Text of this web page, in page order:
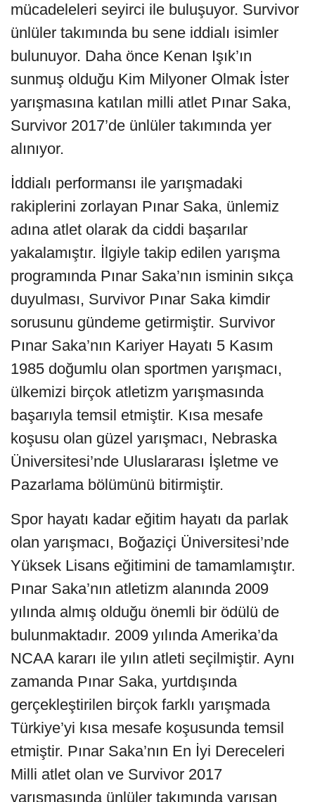
mücadeleleri seyirci ile buluşuyor. Survivor
ünlüler takımında bu sene iddialı isimler
bulunuyor. Daha önce Kenan Işık’ın
sunmuş olduğu Kim Milyoner Olmak İster
yarışmasına katılan milli atlet Pınar Saka,
Survivor 2017’de ünlüler takımında yer
alınıyor.
İddialı performansı ile yarışmadaki
rakiplerini zorlayan Pınar Saka, ünlemiz
adına atlet olarak da ciddi başarılar
yakalamıştır. İlgiyle takip edilen yarışma
programında Pınar Saka’nın isminin sıkça
duyulması, Survivor Pınar Saka kimdir
sorusunu gündeme getirmiştir. Survivor
Pınar Saka’nın Kariyer Hayatı 5 Kasım
1985 doğumlu olan sportmen yarışmacı,
ülkemizi birçok atletizm yarışmasında
başarıyla temsil etmiştir. Kısa mesafe
koşusu olan güzel yarışmacı, Nebraska
Üniversitesi’nde Uluslararası İşletme ve
Pazarlama bölümünü bitirmiştir.
Spor hayatı kadar eğitim hayatı da parlak
olan yarışmacı, Boğaziçi Üniversitesi’nde
Yüksek Lisans eğitimini de tamamlamıştır.
Pınar Saka’nın atletizm alanında 2009
yılında almış olduğu önemli bir ödülü de
bulunmaktadır. 2009 yılında Amerika’da
NCAA kararı ile yılın atleti seçilmiştir. Aynı
zamanda Pınar Saka, yurtdışında
gerçekleştirilen birçok farklı yarışmada
Türkiye’yi kısa mesafe koşusunda temsil
etmiştir. Pınar Saka’nın En İyi Dereceleri
Milli atlet olan ve Survivor 2017
yarışmasında ünlüler takımında yarışan